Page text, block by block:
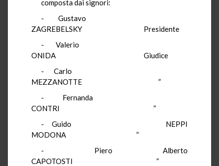
composta dai signori:
- Gustavo
ZAGREBELSKY Presidente
- Valerio
ONIDA Giudice
- Carlo
MEZZANOTTE ”
- Fernanda
CONTRI ”
- Guido NEPPI
MODONA ”
- Piero Alberto
CAPOTOSTI ”